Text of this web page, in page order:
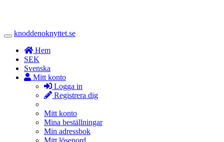
Toggle
Navigation
knoddenoknyttet.se
Hem
SEK
Svenska
Mitt konto
Logga in
Registrera dig
Mitt konto
Mina beställningar
Min adressbok
Mitt lösenord